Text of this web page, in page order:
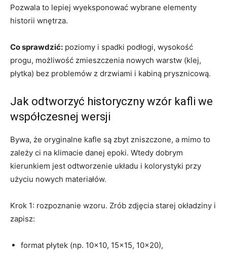
Pozwala to lepiej wyeksponować wybrane elementy
historii wnętrza.
Co sprawdzić: poziomy i spadki podłogi, wysokość
progu, możliwość zmieszczenia nowych warstw (klej,
płytka) bez problemów z drzwiami i kabiną prysznicową.
Jak odtworzyć historyczny wzór kafli we
współczesnej wersji
Bywa, że oryginalne kafle są zbyt zniszczone, a mimo to
zależy ci na klimacie danej epoki. Wtedy dobrym
kierunkiem jest odtworzenie układu i kolorystyki przy
użyciu nowych materiałów.
Krok 1: rozpoznanie wzoru. Zrób zdjęcia starej okładziny i
zapisz:
format płytek (np. 10×10, 15×15, 10×20),